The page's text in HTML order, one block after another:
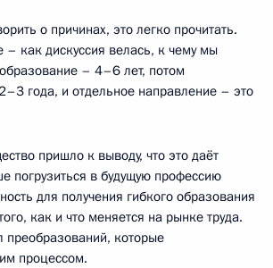
о причинах, это легко прочитать.
– как дискуссия велась, к чему мы
– 4–6 лет, потом
года, и отдельное направление – это
пришло к выводу, что это даёт
погрузиться в будущую профессию
для получения гибкого образования
как и что меняется на рынке труда.
преобразований, которые
процессом.